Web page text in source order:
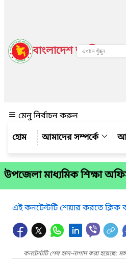
বাংলাদেশ জাতীয় তথ্য
মেনু নির্বাচন করুন
আমাদের সম্পর্কে
উপজেলা মাধ্যমিক শিক্ষা
এই কনটেন্টটি শেয়ার করতে
কনটেন্টটি শেষ হাল-নাগাদ করা হয়েছে: